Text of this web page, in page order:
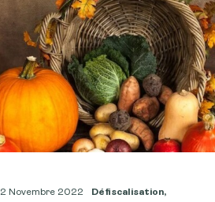
2 Novembre 2022 Défiscalisation,